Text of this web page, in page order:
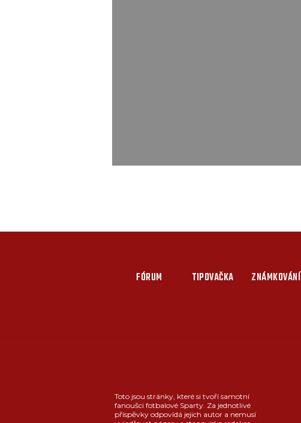
FÓRUM TIPOVAČKA ZNÁMKOVÁNÍ
Toto jsou stránky, které si tvoří samotní
fanoušci fotbalové Sparty. Za jednotlivé
příspěvky odpovídá jejich autor a nemusí